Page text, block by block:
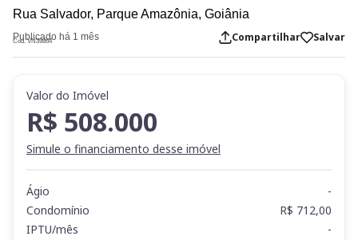
Rua Salvador, Parque Amazônia, Goiânia
Publicado há 1 mês
Cod. VN39864 Compartilhar Salvar
Valor do Imóvel
R$ 508.000
Simule o financiamento desse imóvel
Ágio
-
Condomínio
R$ 712,00
IPTU/mês
-